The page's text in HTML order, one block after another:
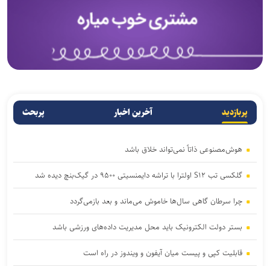
پربازدید آخرین اخبار پربحث
هوش‌مصنوعی ذاتاً نمی‌تواند خلاق باشد
گلکسی تب S۱۲ اولترا با تراشه دایمنسیتی ۹۵۰۰ در گیک‌بنچ دیده شد
چرا سرطان گاهی سال‌ها خاموش می‌ماند و بعد بازمی‌گردد
بستر دولت الکترونیک باید محل مدیریت داده‌‌های ورزشی باشد
قابلیت کپی و پیست میان آیفون و ویندوز در راه است